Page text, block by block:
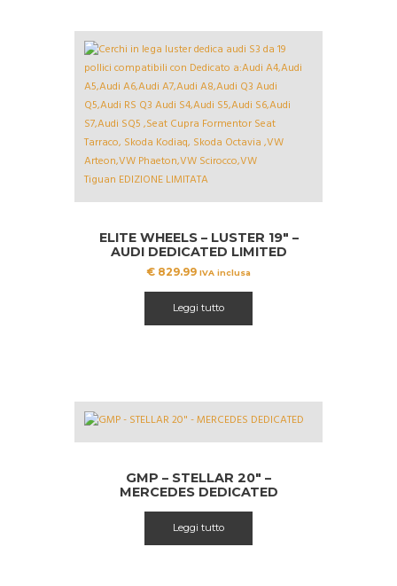
ELITE WHEELS – LUSTER 19″ –
AUDI DEDICATED LIMITED
EDITION
€ 829.99 IVA inclusa
Leggi tutto
GMP – STELLAR 20″ –
MERCEDES DEDICATED
Leggi tutto